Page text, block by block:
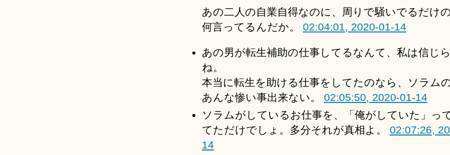
あの二人の自業自得なのに、周りで騒いでるだけ
何言ってるんだか。 02:04:01, 2020-01-14
あの男が転生補助の仕事してるなんて、私は信じ
ね。
本当に転生を助ける仕事をしてたのなら、ソラム
あんな惨い事出来ない。 02:05:50, 2020-01-14
ソラムがしているお仕事を、「俺がしていた」っ
てただけでしょ。多分それが真相よ。 02:07:26,
14